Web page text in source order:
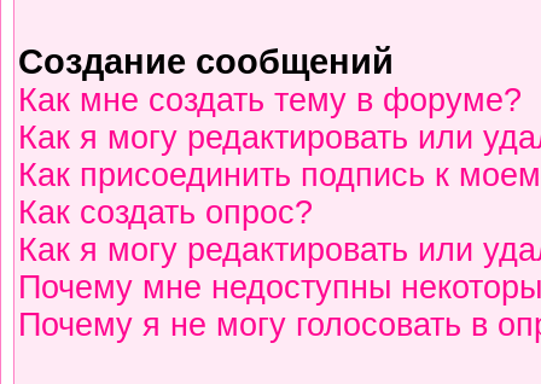
Создание сообщений
Как мне создать тему в форуме?
Как я могу редактировать или
Как присоединить подпись к
Как создать опрос?
Как я могу редактировать или
Почему мне недоступны
Почему я не могу голосовать в